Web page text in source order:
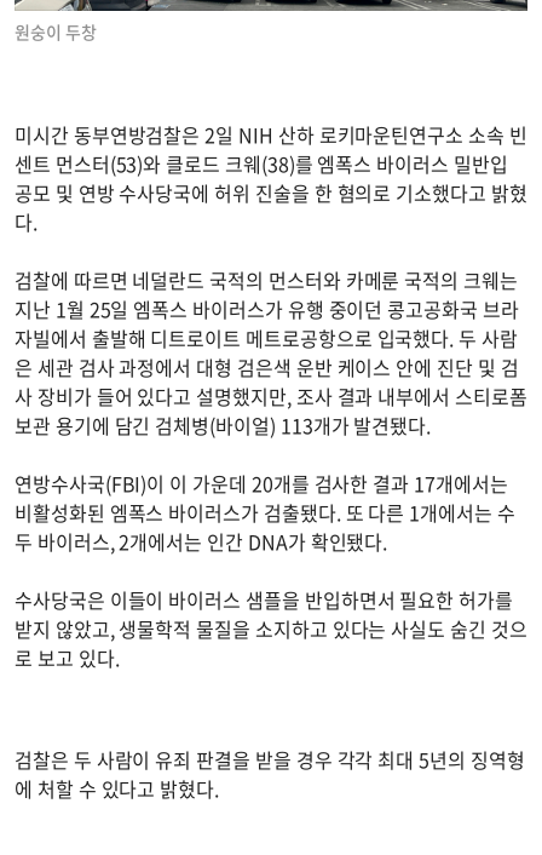
원숭이 두창
미시간 동부연방검찰은 2일 NIH 산하 로키마운틴연구소 소속 빈
센트 먼스터(53)와 클로드 크웨(38)를 엠폭스 바이러스 밀반입
공모 및 연방 수사당국에 허위 진술을 한 혐의로 기소했다고 밝혔
다.
검찰에 따르면 네덜란드 국적의 먼스터와 카메룬 국적의 크웨는
지난 1월 25일 엠폭스 바이러스가 유행 중이던 콩고공화국 브라
자빌에서 출발해 디트로이트 메트로공항으로 입국했다. 두 사람
은 세관 검사 과정에서 대형 검은색 운반 케이스 안에 진단 및 검
사 장비가 들어 있다고 설명했지만, 조사 결과 내부에서 스티로폼
보관 용기에 담긴 검체병(바이얼) 113개가 발견됐다.
연방수사국(FBI)이 이 가운데 20개를 검사한 결과 17개에서는
비활성화된 엠폭스 바이러스가 검출됐다. 또 다른 1개에서는 수
두 바이러스, 2개에서는 인간 DNA가 확인됐다.
수사당국은 이들이 바이러스 샘플을 반입하면서 필요한 허가를
받지 않았고, 생물학적 물질을 소지하고 있다는 사실도 숨긴 것으
로 보고 있다.
검찰은 두 사람이 유죄 판결을 받을 경우 각각 최대 5년의 징역형
에 처할 수 있다고 밝혔다.